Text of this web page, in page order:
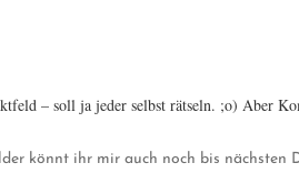
– soll ja jeder selbst rätseln. ;o) Aber
könnt ihr mir auch noch bis nächsten